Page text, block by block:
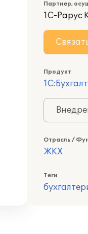
Партнер,
1С-Рарус
Продукт
Отрасль /
ЖКХ
Теги